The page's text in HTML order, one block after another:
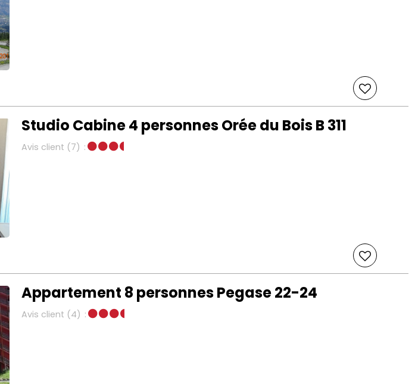
Studio Cabine 4 personnes Orée du Bois B 311
Avis client (7)
Appartement 8 personnes Pegase 22-24
Avis client (4)